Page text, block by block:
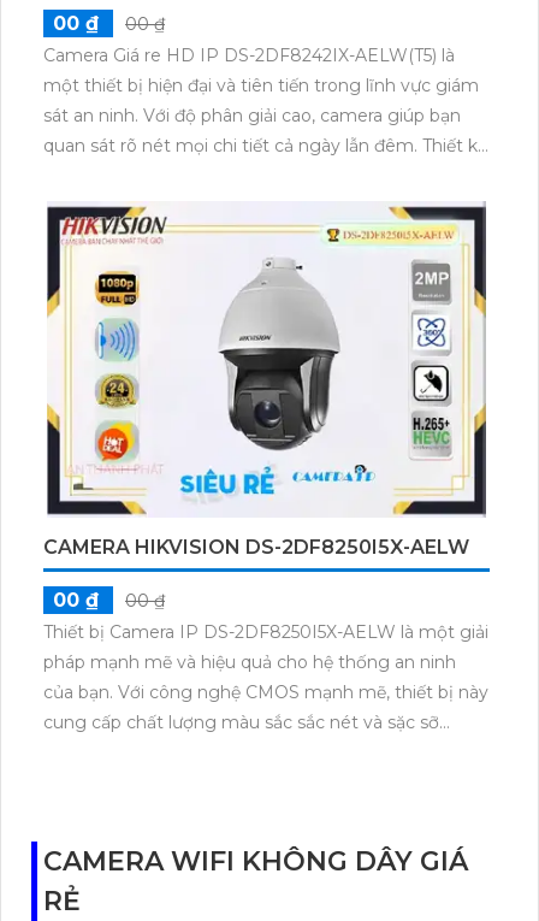
00 ₫
00 ₫
Camera Giá re HD IP DS-2DF8242IX-AELW(T5) là
một thiết bị hiện đại và tiên tiến trong lĩnh vực giám
sát an ninh. Với độ phân giải cao, camera giúp bạn
quan sát rõ nét mọi chi tiết cả ngày lẫn đêm. Thiết kế
lắp đặt ở nhiều vị trí khác nhau trong nhà hoặc ngoài
trời. Camera này còn có khả năng xoay 360 độ, giúp
quét được toàn bộ góc nhìn và theo dõi sự di chuyển
của các đối tượng. Đặc biệt, camera còn tích hợp
công nghệ thông minh như nhận diện khuôn mặt,
ghi lại các sự kiện đáng chú ý và cảnh báo đột nhập.
Camera Giá re HD IP DS-2DF8242IX-AELW(T5) là
một lựa chọn lý tưởng để tăng cường an ninh cho
nhà riêng, cửa hàng hay công ty.
CAMERA HIKVISION DS-2DF8250I5X-AELW
00 ₫
00 ₫
Thiết bị Camera IP DS-2DF8250I5X-AELW là một giải
pháp mạnh mẽ và hiệu quả cho hệ thống an ninh
của bạn. Với công nghệ CMOS mạnh mẽ, thiết bị này
cung cấp chất lượng màu sắc sắc nét và sặc sỡ
bạn có thể dễ dàng giám sát từ xa qua điện thoại
một cách nhanh chóng.Độ phân giải cao 2.0 MP và
tích hợp công nghệ nén video
CAMERA WIFI KHÔNG DÂY GIÁ
RẺ